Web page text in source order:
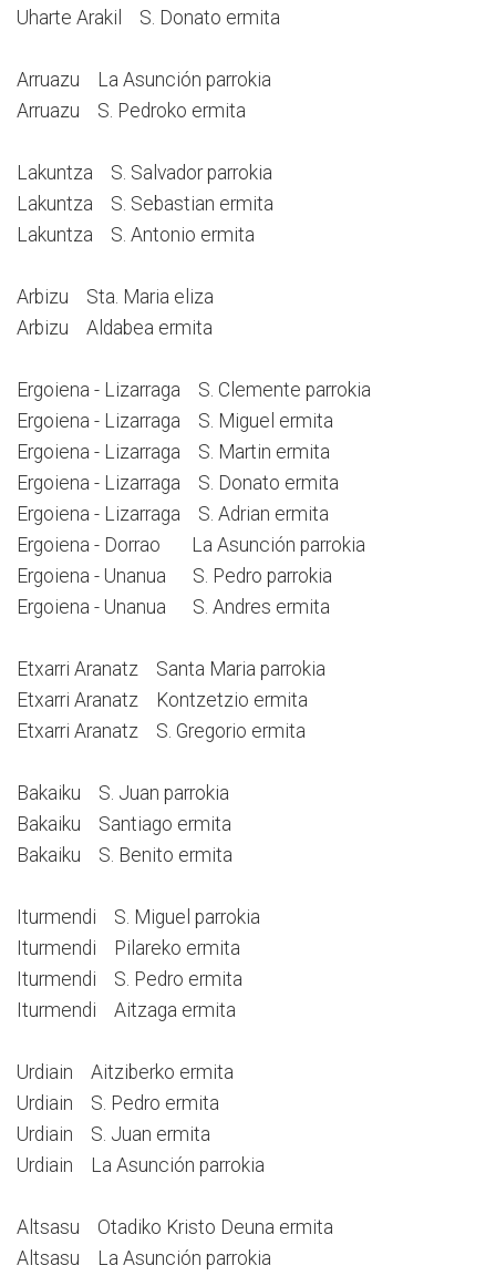
Uharte Arakil S. Donato ermita
Arruazu La Asunción parrokia
Arruazu S. Pedroko ermita
Lakuntza S. Salvador parrokia
Lakuntza S. Sebastian ermita
Lakuntza S. Antonio ermita
Arbizu Sta. Maria eliza
Arbizu Aldabea ermita
Ergoiena - Lizarraga S. Clemente parrokia
Ergoiena - Lizarraga S. Miguel ermita
Ergoiena - Lizarraga S. Martin ermita
Ergoiena - Lizarraga S. Donato ermita
Ergoiena - Lizarraga S. Adrian ermita
Ergoiena - Dorrao La Asunción parrokia
Ergoiena - Unanua S. Pedro parrokia
Ergoiena - Unanua S. Andres ermita
Etxarri Aranatz Santa Maria parrokia
Etxarri Aranatz Kontzetzio ermita
Etxarri Aranatz S. Gregorio ermita
Bakaiku S. Juan parrokia
Bakaiku Santiago ermita
Bakaiku S. Benito ermita
Iturmendi S. Miguel parrokia
Iturmendi Pilareko ermita
Iturmendi S. Pedro ermita
Iturmendi Aitzaga ermita
Urdiain Aitziberko ermita
Urdiain S. Pedro ermita
Urdiain S. Juan ermita
Urdiain La Asunción parrokia
Altsasu Otadiko Kristo Deuna ermita
Altsasu La Asunción parrokia